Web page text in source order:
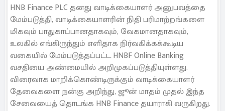
HNB Finance PLC தனது வாடிக்கையாளர் அனுபவத்தை
மேம்படுத்தி, வாடிக்கையாளரின் நிதி பரிமாற்றங்களை
மிகவும் பாதுகாப்பானதாகவும், வேகமானதாகவும்,
உலகில் எங்கிருந்தும் எளிதாக நிர்வகிக்கக்கூடிய
வகையில் மேம்படுத்தப்பட்ட HNBF Online Banking
வசதியை அண்மையில் அறிமுகப்படுத்தியுள்ளது.
விரைவாக மாறிக்கொண்டிருக்கும் வாடிக்கையாளர்
தேவைகளை நன்கு அறிந்து, ஜூன் மாதம் முதல் இந்த
சேவையைத் தொடங்க HNB Finance தயாராகி வருகிறது.